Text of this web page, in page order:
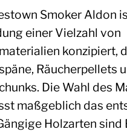
Smoker Aldon
einer Vielzahl von
konzipiert,
Räucherpellets
Die Wahl des
maßgeblich das
Holzarten sind